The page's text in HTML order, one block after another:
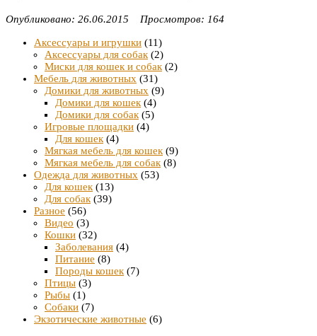
Опубликовано: 26.06.2015 Просмотров: 164
Аксессуары и игрушки (11)
Аксессуары для собак (2)
Миски для кошек и собак (2)
Мебель для животных (31)
Домики для животных (9)
Домики для кошек (4)
Домики для собак (5)
Игровые площадки (4)
Для кошек (4)
Мягкая мебель для кошек (9)
Мягкая мебель для собак (8)
Одежда для животных (53)
Для кошек (13)
Для собак (39)
Разное (56)
Видео (3)
Кошки (32)
Заболевания (4)
Питание (8)
Породы кошек (7)
Птицы (3)
Рыбы (1)
Собаки (7)
Экзотические животные (6)